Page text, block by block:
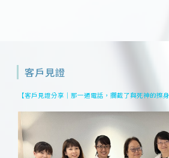
客戶見證
【客戶見證分享｜那一通電話，攔截了與死神的擦